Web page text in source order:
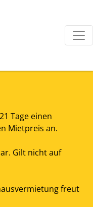
Tage einen
Mietpreis an.
Gilt nicht auf
freut